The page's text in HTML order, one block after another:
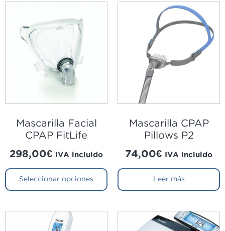
Mascarilla Facial
CPAP FitLife
298,00€ IVA incluido
Seleccionar opciones
Mascarilla CPAP
Pillows P2
74,00€ IVA incluido
Leer más